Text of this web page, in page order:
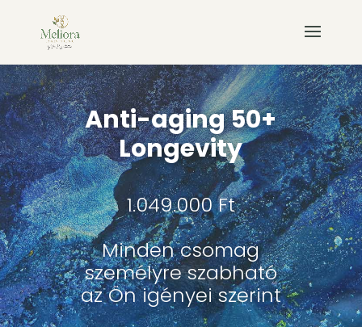
Anti-aging 50+
Longevity
1.049.000 Ft
Minden csomag
személyre szabható
az Ön igényei szerint